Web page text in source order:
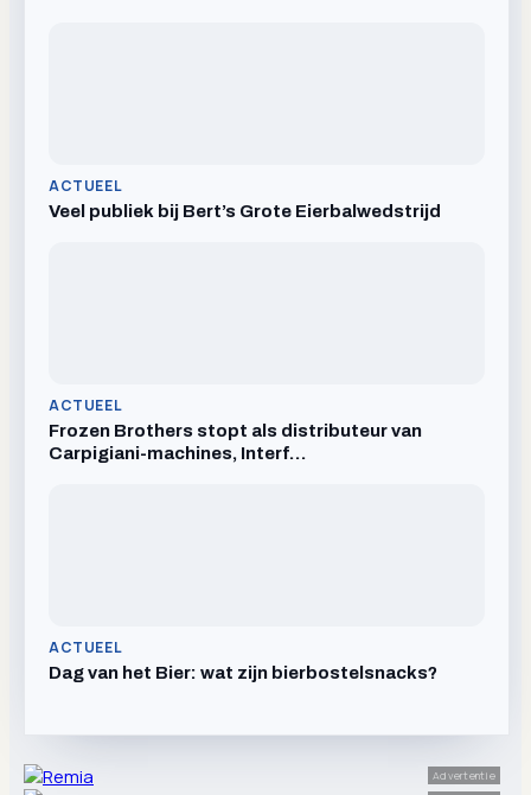
ACTUEEL
Veel publiek bij Bert’s Grote Eierbalwedstrijd
ACTUEEL
Frozen Brothers stopt als distributeur van
Carpigiani-machines, Interf…
ACTUEEL
Dag van het Bier: wat zijn bierbostelsnacks?
Advertentie